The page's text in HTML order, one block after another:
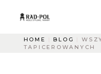
HOME BLOG
TAPICEROWANYCH